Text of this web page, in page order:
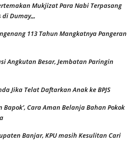
Mukjizat Para Nabi Terpasang
di Dumay,,,
113 Tahun Mangkatnya Pangeran
Angkutan Besar, Jembatan Paringin
Jika Telat Daftarkan Anak ke BPJS
Bapok’, Cara Aman Belanja Bahan Pokok
Banjar, KPU masih Kesulitan Cari